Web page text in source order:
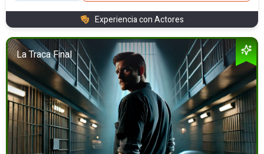
Experiencia con Actores
La Traca Final